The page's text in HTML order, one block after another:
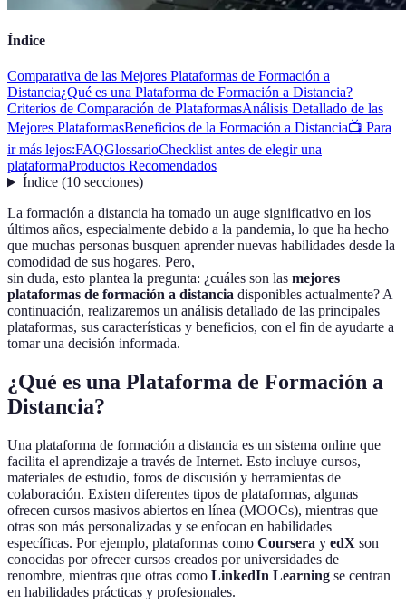
Índice
Comparativa de las Mejores Plataformas de Formación a
Distancia¿Qué es una Plataforma de Formación a Distancia?
Criterios de Comparación de PlataformasAnálisis Detallado de las
Mejores PlataformasBeneficios de la Formación a Distancia📺 Para
ir más lejos:FAQGlossarioChecklist antes de elegir una
plataformaProductos Recomendados
Índice(10 secciones)
La formación a distancia ha tomado un auge significativo en los
últimos años, especialmente debido a la pandemia, lo que ha hecho
que muchas personas busquen aprender nuevas habilidades desde la
comodidad de sus hogares. Pero,
sin duda, esto plantea la pregunta: ¿cuáles son las mejores
plataformas de formación a distancia disponibles actualmente? A
continuación, realizaremos un análisis detallado de las principales
plataformas, sus características y beneficios, con el fin de ayudarte a
tomar una decisión informada.
¿Qué es una Plataforma de Formación a
Distancia?
Una plataforma de formación a distancia es un sistema online que
facilita el aprendizaje a través de Internet. Esto incluye cursos,
materiales de estudio, foros de discusión y herramientas de
colaboración. Existen diferentes tipos de plataformas, algunas
ofrecen cursos masivos abiertos en línea (MOOCs), mientras que
otras son más personalizadas y se enfocan en habilidades
específicas. Por ejemplo, plataformas como Coursera y edX son
conocidas por ofrecer cursos creados por universidades de
renombre, mientras que otras como LinkedIn Learning se centran
en habilidades prácticas y profesionales.